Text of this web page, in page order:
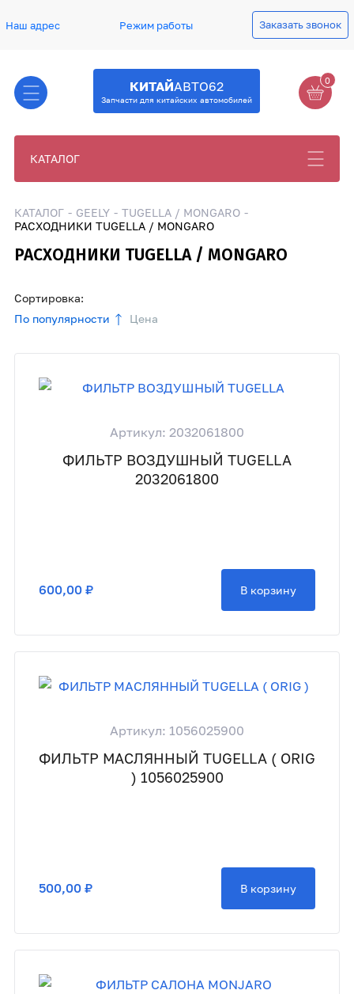
Наш адрес Режим работы Заказать звонок
КИТАЙАВТО62
Запчасти для китайских автомобилей
0
КАТАЛОГ
КАТАЛОГ GEELY
TUGELLA / MONGARO
РАСХОДНИКИ TUGELLA / MONGARO
РАСХОДНИКИ TUGELLA / MONGARO
Сортировка:
По популярности
Цена
Артикул: 2032061800
ФИЛЬТР ВОЗДУШНЫЙ TUGELLA
2032061800
600,00 ₽ В корзину
Артикул: 1056025900
ФИЛЬТР МАСЛЯННЫЙ TUGELLA ( ORIG
) 1056025900
500,00 ₽ В корзину